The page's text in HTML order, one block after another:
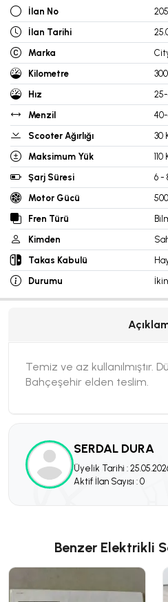
İlan No
İlan Tarihi
Marka
Kilometre
Hız
Menzil
Scooter Ağırlığı
30
Maksimum Yük
110
Şarj Süresi
6 -
Motor Gücü
Fren Türü
Kimden
Takas Kabulü
Durumu
SERDAL DURA
Üyelik Tarihi :
Aktif İlan Sayısı : 0
Temiz ve az kullanılmıştır.
Bahçeşehir elden teslim.
Benzer Elektrikli